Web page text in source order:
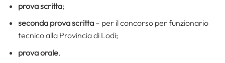
prova scritta;
seconda prova scritta– per il concorso per funzionario
tecnico alla Provincia di Lodi;
prova orale.